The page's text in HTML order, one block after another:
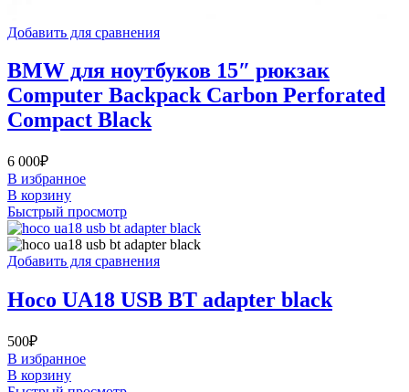
Добавить для сравнения
BMW для ноутбуков 15″ рюкзак
Computer Backpack Carbon Perforated
Compact Black
6 000₽
В избранное
В корзину
Быстрый просмотр
Добавить для сравнения
Hoco UA18 USB BT adapter black
500₽
В избранное
В корзину